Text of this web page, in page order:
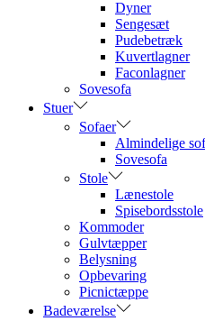
Dyner
Sengesæt
Pudebetræk
Kuvertlagner
Faconlagner
Sovesofa
Stuer
Sofaer
Almindelige
Sovesofa
Stole
Lænestole
Spisebordsstole
Kommoder
Gulvtæpper
Belysning
Opbevaring
Picnictæppe
Badeværelse